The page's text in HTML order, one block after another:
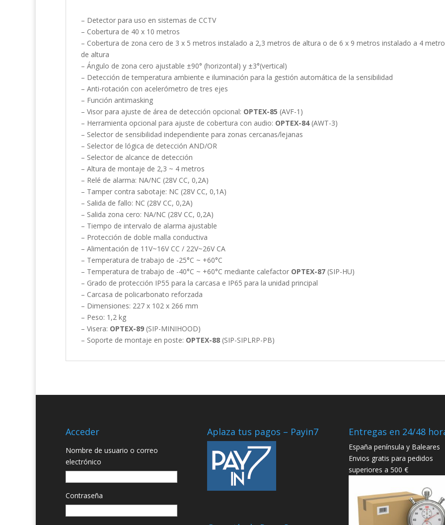
– Detector para uso en sistemas de CCTV
– Cobertura de 40 x 10 metros
– Cobertura de zona cero de 3 x 5 metros instalado a 2,3 metros de altura o de 6 x 9 metros instalado a 4
de altura
– Ángulo de zona cero ajustable ±90° (horizontal) y ±3°(vertical)
– Detección de temperatura ambiente e iluminación para la gestión automática de la sensibilidad
– Anti-rotación con acelerómetro de tres ejes
– Función antimasking
– Visor para ajuste de área de detección opcional: OPTEX-85 (AVF-1)
– Herramienta opcional para ajuste de cobertura con audio: OPTEX-84(AWT-3)
– Selector de sensibilidad independiente para zonas cercanas/lejanas
– Selector de lógica de detección AND/OR
– Selector de alcance de detección
– Altura de montaje de 2,3 ~ 4 metros
– Relé de alarma: NA/NC (28V CC, 0,2A)
– Tamper contra sabotaje: NC (28V CC, 0,1A)
– Salida de fallo: NC (28V CC, 0,2A)
– Salida zona cero: NA/NC (28V CC, 0,2A)
– Tiempo de intervalo de alarma ajustable
– Protección de doble malla conductiva
– Alimentación de 11V~16V CC / 22V~26V CA
– Temperatura de trabajo de -25°C ~ +60°C
– Temperatura de trabajo de -40°C ~ +60°C mediante calefactor OPTEX-87 (SIP-HU)
– Grado de protección IP55 para la carcasa e IP65 para la unidad principal
– Carcasa de policarbonato reforzada
– Dimensiones: 227 x 102 x 266 mm
– Peso: 1,2 kg
– Visera: OPTEX-89 (SIP-MINIHOOD)
– Soporte de montaje en poste: OPTEX-88 (SIP-SIPLRP-PB)
Acceder
Nombre de usuario o correo
electrónico
Contraseña
Aplaza tus pagos – Payin7 Entregas en 24/48
España península y Baleares
Envios gratis para pedidos
superiores a 500 €